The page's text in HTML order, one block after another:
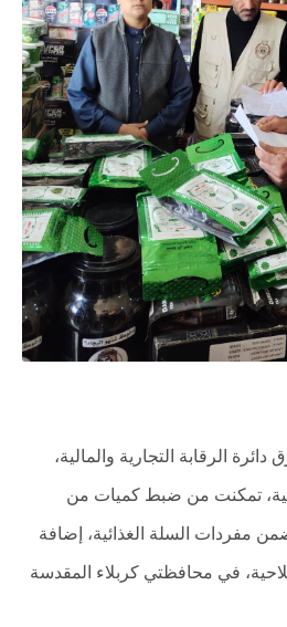
الرقابة التجارية والمالية،
تمكنت من ضبط كميات من
مفردات السلة الغذائية، إضافة
في محافظتي كربلاء المقدسة